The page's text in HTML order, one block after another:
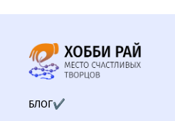
БЛОГ✔